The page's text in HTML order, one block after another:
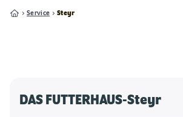
Service Steyr
DAS FUTTERHAUS-Steyr